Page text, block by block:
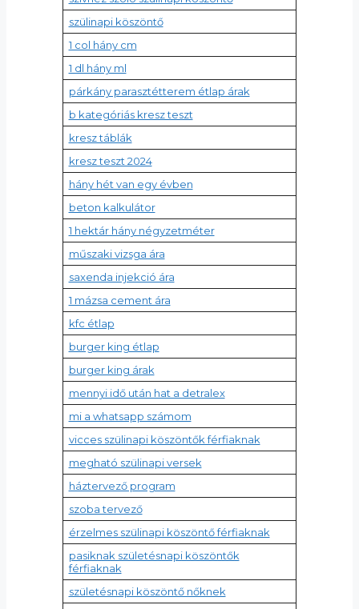
szülinapi köszöntő
1 col hány cm
1 dl hány ml
párkány parasztétterem étlap árak
b kategóriás kresz teszt
kresz táblák
kresz teszt 2024
hány hét van egy évben
beton kalkulátor
1 hektár hány négyzetméter
műszaki vizsga ára
saxenda injekció ára
1 mázsa cement ára
kfc étlap
burger king étlap
burger king árak
mennyi idő után hat a detralex
mi a whatsapp számom
vicces szülinapi köszöntők férfiaknak
megható szülinapi versek
háztervező program
szoba tervező
érzelmes szülinapi köszöntő férfiaknak
pasiknak születésnapi köszöntők
férfiaknak
születésnapi köszöntő nőknek